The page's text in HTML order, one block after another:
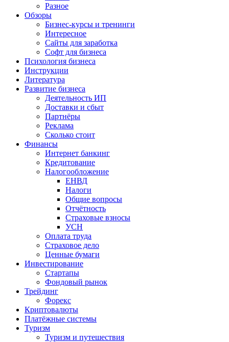
Разное
Обзоры
Бизнес-курсы и тренинги
Интересное
Сайты для заработка
Софт для бизнеса
Психология бизнеса
Инструкции
Литература
Развитие бизнеса
Деятельность ИП
Доставки и сбыт
Партнёры
Реклама
Сколько стоит
Финансы
Интернет банкинг
Кредитование
Налогообложение
ЕНВД
Налоги
Общие вопросы
Отчётность
Страховые взносы
УСН
Оплата труда
Страховое дело
Ценные бумаги
Инвестирование
Стартапы
Фондовый рынок
Трейдинг
Форекс
Криптовалюты
Платёжные системы
Туризм
Туризм и путешествия